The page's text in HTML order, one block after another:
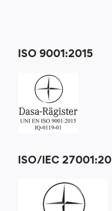
ISO 9001:2015
ISO/IEC